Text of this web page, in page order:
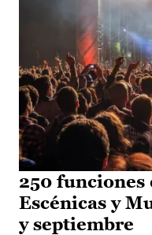
250 funciones
Escénicas y
y septiembre